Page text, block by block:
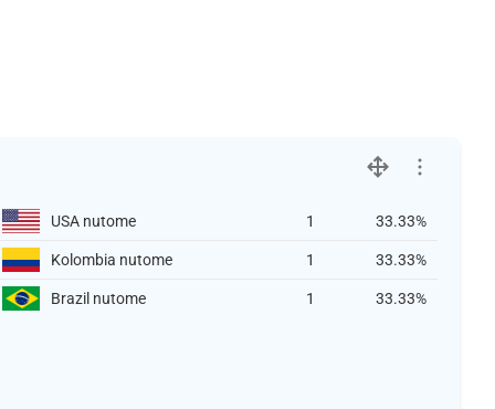
USA nutome 1 33.33%
Kolombia nutome 1 33.33%
Brazil nutome 1 33.33%